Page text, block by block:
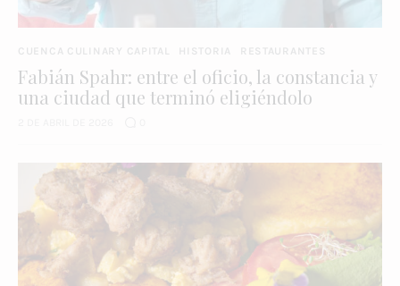
CUENCA CULINARY CAPITAL HISTORIA RESTAURANTES
Fabián Spahr: entre el oficio, la constancia y
una ciudad que terminó eligiéndolo